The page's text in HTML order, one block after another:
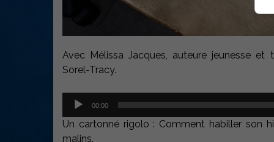
Avec Mélissa Jacques, auteure jeunesse
Sorel-Tracy.
Lecteur
audio
00:00
Un cartonné rigolo : Comment habiller son
malins.